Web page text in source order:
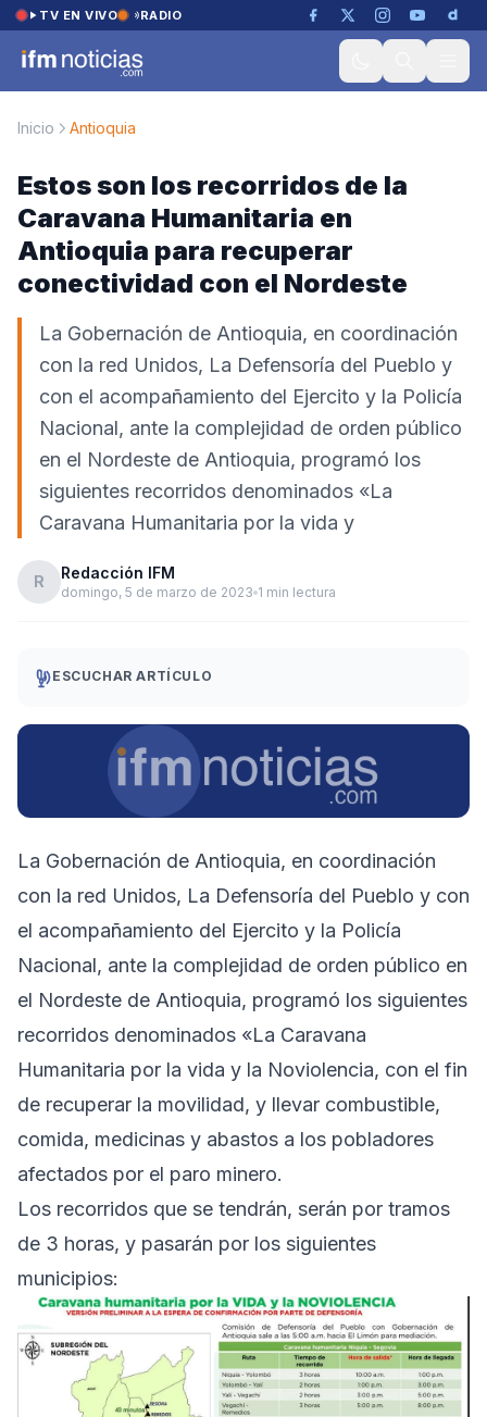
Saltar al contenido
TV EN VIVO RADIO
Inicio Antioquia
Estos son los recorridos de la
Caravana Humanitaria en
Antioquia para recuperar
conectividad con el Nordeste
La Gobernación de Antioquia, en coordinación
con la red Unidos, La Defensoría del Pueblo y
con el acompañamiento del Ejercito y la Policía
Nacional, ante la complejidad de orden público
en el Nordeste de Antioquia, programó los
siguientes recorridos denominados «La
Caravana Humanitaria por la vida y
R Redacción IFM
domingo, 5 de marzo de 2023 1 min lectura
ESCUCHAR ARTÍCULO
La Gobernación de Antioquia, en coordinación
con la red Unidos, La Defensoría del Pueblo y con
el acompañamiento del Ejercito y la Policía
Nacional, ante la complejidad de orden público en
el Nordeste de Antioquia, programó los siguientes
recorridos denominados «La Caravana
Humanitaria por la vida y la Noviolencia, con el fin
de recuperar la movilidad, y llevar combustible,
comida, medicinas y abastos a los pobladores
afectados por el paro minero.
Los recorridos que se tendrán, serán por tramos
de 3 horas, y pasarán por los siguientes
municipios: